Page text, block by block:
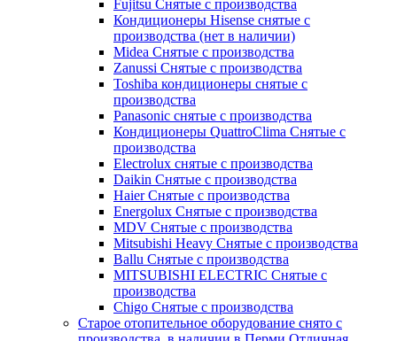
Fujitsu Снятые с производства
Кондиционеры Hisense снятые с
производства (нет в наличии)
Midea Снятые с производства
Zanussi Снятые с производства
Toshiba кондиционеры снятые с
производства
Panasonic снятые с производства
Кондиционеры QuattroClima Снятые с
производства
Electrolux снятые с производства
Daikin Снятые с производства
Haier Снятые с производства
Energolux Снятые с производства
MDV Снятые с производства
Mitsubishi Heavy Снятые с производства
Ballu Снятые с производства
MITSUBISHI ELECTRIC Снятые с
производства
Chigo Снятые с производства
Старое отопительное оборудование снято с